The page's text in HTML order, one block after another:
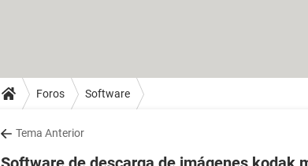
Foros Software
Tema Anterior